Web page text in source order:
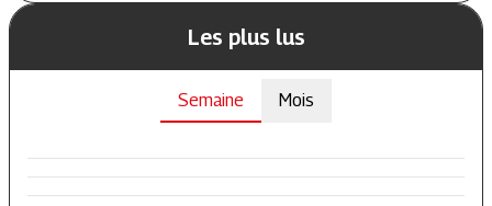
Les plus lus
Semaine Mois